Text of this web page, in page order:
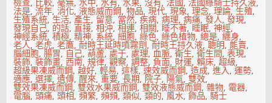
檢查, 比較,毫無,水中,水有,水果,沒有, 法國, 法國綠騎士持久液,
法是,流年,消化,液態威而鋼,物品,現代,現象,理念,理論,生殖,
生殖系統,生活,產生, 留意, 當然,疾病,病理,病痛,發人,發現,
發現自己, 的話,直接,相沖,相連,相關, 睡不著, 睡眠,神經,
神經系統,積極,精神, 系統,細胞,綠色,綠色植物,總是,纏身,
老人,老虎,老鷹,耐時王延時噴霧劑,耐時王持久液,聰明,能賣,
腦細胞,腸胃, 自己,葫蘆,處于,處理,血脈,衛生,衛生間,表現,
裝飾,裝飾畫,西南,規律,觀察,調整, 負面, 財運,賴床,超級,
超級果凍威而鋼,越好,輕易,這樣,速效威而鋼,造成,進入,運勢,
適應,選擇,遺傳,醒來,重要,長期, 院子, 陽氣,雙效,
雙效果凍威而鋼,雙效水果威而鋼,雙效液態威而鋼,雜物, 電器,
電腦,頭痛,頭相,頻繁,頻頻,類似,類的, 風水,飾品,騎士